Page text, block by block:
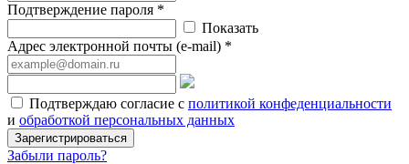
Подтверждение пароля *
Показать
Адрес электронной почты (e-mail) *
Подтверждаю согласие с политикой конфеденциальности
и обработкой персональных данных
Зарегистрироваться
Забыли пароль?